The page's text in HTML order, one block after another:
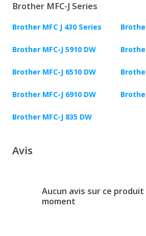
Brother MFC-J Series
Brother MFC J 430 Series
Brother MFC-J 5910 DW
Brother MFC-J 6510 DW
Brother MFC-J 6910 DW
Brother MFC-J 835 DW
Avis
Aucun avis sur ce produit
moment